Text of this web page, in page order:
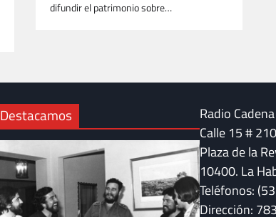
difundir el patrimonio sobre…
Destacamos
Radio
Calle 15 #
Plaza de la
10400. La
Teléfonos:
Dirección: